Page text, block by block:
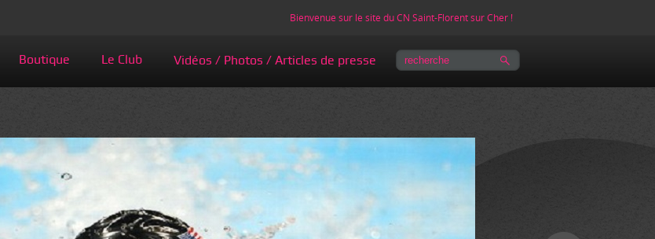
Bienvenue sur le site du CN Saint-Florent sur Cher !
Boutique Le Club Vidéos / Photos / Articles de presse